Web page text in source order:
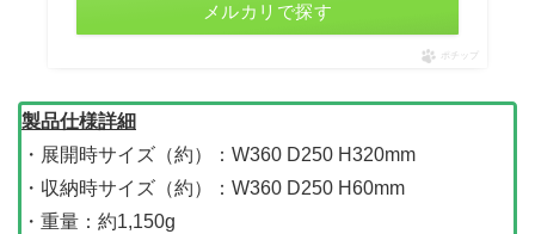
メルカリで探す
ポチップ
製品仕様詳細
・展開時サイズ（約）：W360 D250 H320mm
・収納時サイズ（約）：W360 D250 H60mm
・重量：約1,150g